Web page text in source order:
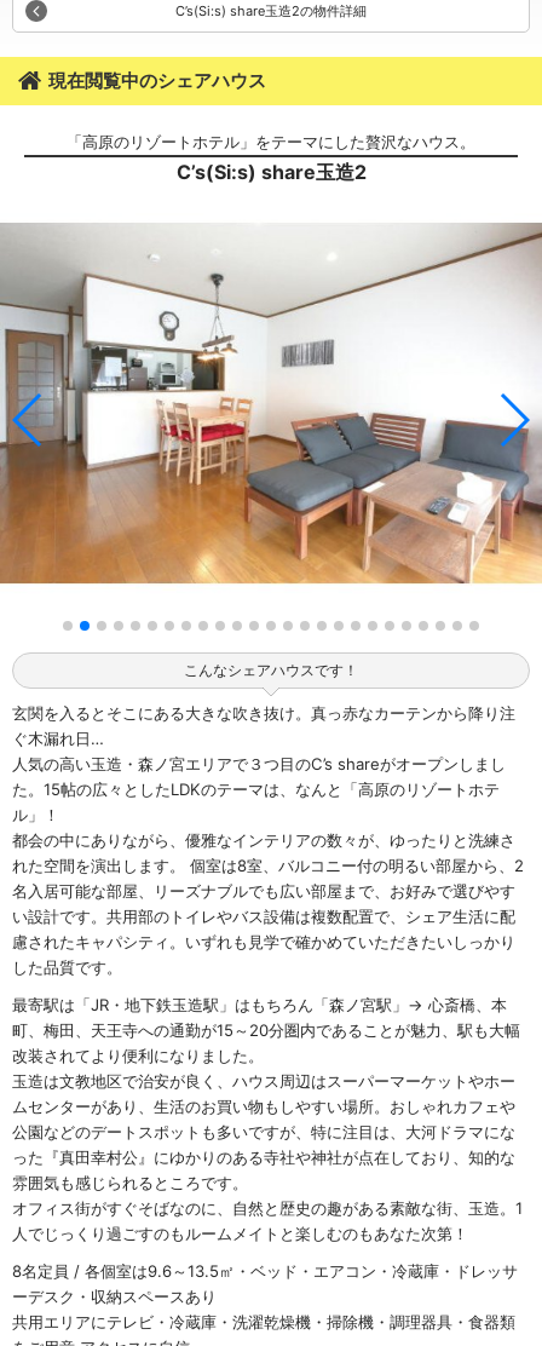
C’s(Si:s) share玉造2の物件詳細
現在閲覧中のシェアハウス
「高原のリゾートホテル」をテーマにした贅沢なハウス。
C’s(Si:s) share玉造2
こんなシェアハウスです！
玄関を入るとそこにある大きな吹き抜け。真っ赤なカーテンから降り注
ぐ木漏れ日…
人気の高い玉造・森ノ宮エリアで３つ目のC’s shareがオープンしまし
た。15帖の広々としたLDKのテーマは、なんと「高原のリゾートホテ
ル」！
都会の中にありながら、優雅なインテリアの数々が、ゆったりと洗練さ
れた空間を演出します。 個室は8室、バルコニー付の明るい部屋から、2
名入居可能な部屋、リーズナブルでも広い部屋まで、お好みで選びやす
い設計です。共用部のトイレやバス設備は複数配置で、シェア生活に配
慮されたキャパシティ。いずれも見学で確かめていただきたいしっかり
した品質です。
最寄駅は「JR・地下鉄玉造駅」はもちろん「森ノ宮駅」→ 心斎橋、本
町、梅田、天王寺への通勤が15～20分圏内であることが魅力、駅も大幅
改装されてより便利になりました。
玉造は文教地区で治安が良く、ハウス周辺はスーパーマーケットやホー
ムセンターがあり、生活のお買い物もしやすい場所。おしゃれカフェや
公園などのデートスポットも多いですが、特に注目は、大河ドラマにな
った『真田幸村公』にゆかりのある寺社や神社が点在しており、知的な
雰囲気も感じられるところです。
オフィス街がすぐそばなのに、自然と歴史の趣がある素敵な街、玉造。1
人でじっくり過ごすのもルームメイトと楽しむのもあなた次第！
8名定員 / 各個室は9.6～13.5㎡・ベッド・エアコン・冷蔵庫・ドレッサ
ーデスク・収納スペースあり
共用エリアにテレビ・冷蔵庫・洗濯乾燥機・掃除機・調理器具・食器類